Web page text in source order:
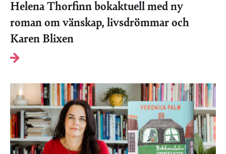
Helena Thorfinn bokaktuell med ny
roman om vänskap, livsdrömmar och
Karen Blixen